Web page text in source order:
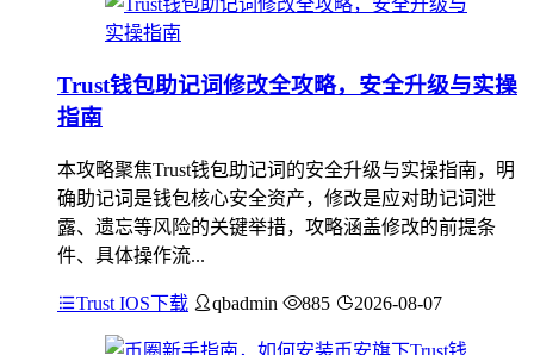
Trust钱包助记词修改全攻略，安全升级与实操
指南
本攻略聚焦Trust钱包助记词的安全升级与实操指南，明
确助记词是钱包核心安全资产，修改是应对助记词泄
露、遗忘等风险的关键举措，攻略涵盖修改的前提条
件、具体操作流...
Trust IOS下载 qbadmin 885 2026-08-07